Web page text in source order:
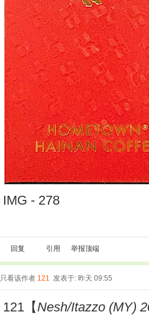
IMG - 278
回复 引用 举报顶端
只看该作者 121 发表于: 昨天 09:55
121【Nesh/Itazzo (MY)